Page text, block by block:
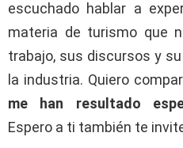
escuchado hablar a
materia de turismo que
trabajo, sus discursos y
la industria. Quiero
me han resultado
Espero a ti también te